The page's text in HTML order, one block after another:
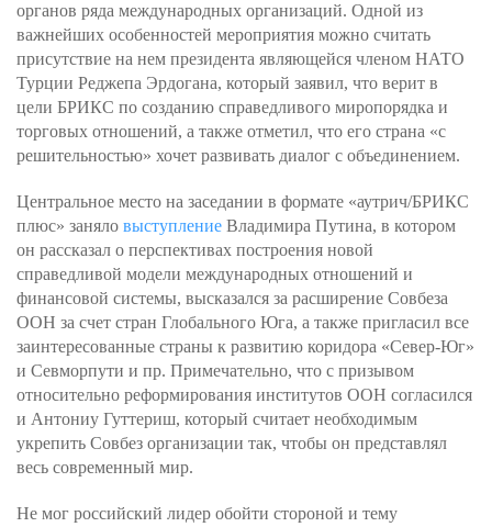
органов ряда международных организаций. Одной из
важнейших особенностей мероприятия можно считать
присутствие на нем президента являющейся членом НАТО
Турции Реджепа Эрдогана, который заявил, что верит в
цели БРИКС по созданию справедливого миропорядка и
торговых отношений, а также отметил, что его страна «с
решительностью» хочет развивать диалог с объединением.
Центральное место на заседании в формате «аутрич/БРИКС
плюс» заняло выступление Владимира Путина, в котором
он рассказал о перспективах построения новой
справедливой модели международных отношений и
финансовой системы, высказался за расширение Совбеза
ООН за счет стран Глобального Юга, а также пригласил все
заинтересованные страны к развитию коридора «Север-Юг»
и Севморпути и пр. Примечательно, что с призывом
относительно реформирования институтов ООН согласился
и Антониу Гуттериш, который считает необходимым
укрепить Совбез организации так, чтобы он представлял
весь современный мир.
Не мог российский лидер обойти стороной и тему